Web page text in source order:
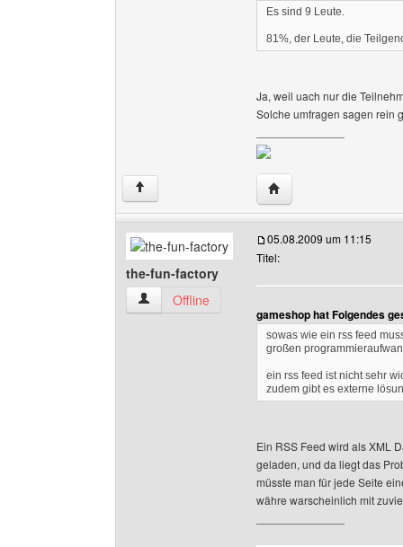
Es sind 9 Leute.
81%, der Leute, die
Ja, weil uach nur die
Solche umfragen sagen rein
↑ Website dieses
the-fun-factory
the-fun-factory Benutzer-Profile anzeigen
Offline
05.08.2009 um 11:15
Titel:
gameshop hat Folgendes
sowas wie ein rss feed
großen
ein rss feed ist nicht sehr
zudem gibt es externe
Ein RSS Feed wird als XML
geladen, und da liegt das
müsste man für jede Seite
währe warscheinlich mit